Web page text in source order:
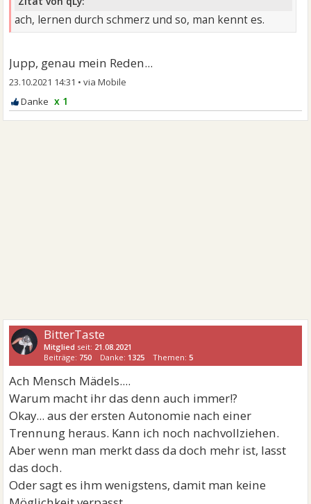
ach, lernen durch schmerz und so, man kennt es.
Jupp, genau mein Reden...
23.10.2021 14:31 •
x 1
BitterTaste
Mitglied seit: 21.08.2021
Beiträge: 750 Danke: 1325 Themen: 5
Ach Mensch Mädels....
Warum macht ihr das denn auch immer!?
Okay... aus der ersten Autonomie nach einer
Trennung heraus. Kann ich noch nachvollziehen.
Aber wenn man merkt dass da doch mehr ist, lasst
das doch.
Oder sagt es ihm wenigstens, damit man keine